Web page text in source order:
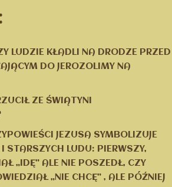
LUDZIE KŁADLI NA DRODZE PRZED
DO JEROZOLIMY NA
ZE ŚWIĄTYNI
JEZUSA SYMBOLIZUJE
STARSZYCH LUDU: PIERWSZY,
„IDĘ” ALE NIE POSZEDŁ, CZY
„NIE CHCĘ” , ALE PÓŹNIEJ